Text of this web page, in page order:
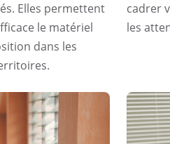
Elles permettent
le matériel
dans les
cadrer
les